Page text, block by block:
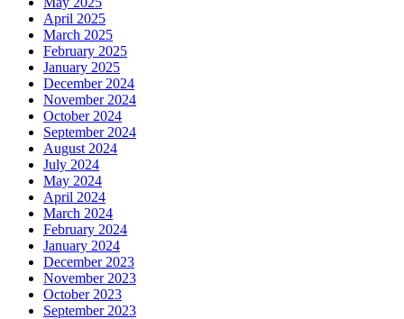
April 2025
March 2025
February 2025
January 2025
December 2024
November 2024
October 2024
September 2024
August 2024
July 2024
May 2024
April 2024
March 2024
February 2024
January 2024
December 2023
November 2023
October 2023
September 2023